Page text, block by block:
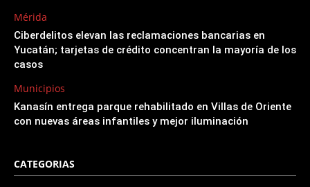
Mérida
Ciberdelitos elevan las reclamaciones bancarias en
Yucatán; tarjetas de crédito concentran la mayoría de los
casos
Municipios
Kanasín entrega parque rehabilitado en Villas de Oriente
con nuevas áreas infantiles y mejor iluminación
CATEGORIAS